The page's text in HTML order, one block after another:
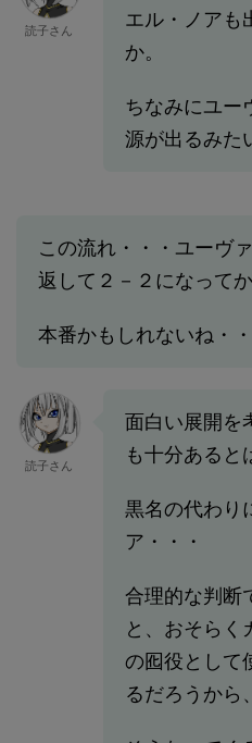
読子さん
エル・ノアも
か。
ちなみにユー
源が出るみた
この流れ・・・ユーヴ
返して２－２になって
本番かもしれないね・・
読子さん
面白い展開を
も十分あると
黒名の代わり
ア・・・
合理的な判断
と、おそらく
の囮役として
るだろうから、